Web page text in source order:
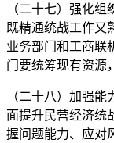
（二十七）强化
既精通统战工作又
业务部门和工商联
门要统筹现有资源
（二十八）加强
面提升民营经济统
握问题能力、应对